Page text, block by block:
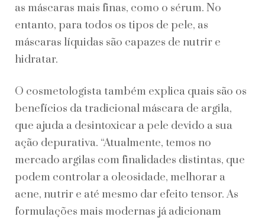
as máscaras mais finas, como o sérum. No
entanto, para todos os tipos de pele, as
máscaras líquidas são capazes de nutrir e
hidratar.
O cosmetologista também explica quais são os
benefícios da tradicional máscara de argila,
que ajuda a desintoxicar a pele devido a sua
ação depurativa. “Atualmente, temos no
mercado argilas com finalidades distintas, que
podem controlar a oleosidade, melhorar a
acne, nutrir e até mesmo dar efeito tensor. As
formulações mais modernas já adicionam